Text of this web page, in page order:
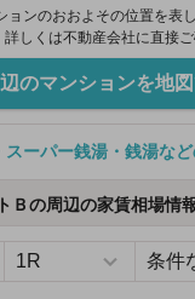
ンのおおよその位置を表
しくは不動産会社に直接ご
のマンションを地
スーパー銭湯・銭湯な
Ｂの周辺の家賃相場情